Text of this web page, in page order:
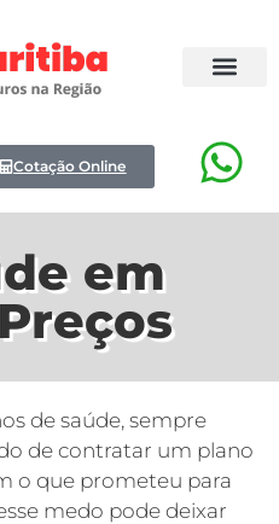
Cotação Online
em
de saúde, sempre
de contratar um plano
o que prometeu para
medo pode deixar